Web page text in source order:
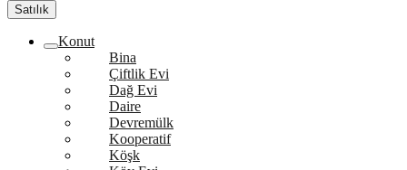
Satılık
Konut
Bina
Çiftlik Evi
Dağ Evi
Daire
Devremülk
Kooperatif
Köşk